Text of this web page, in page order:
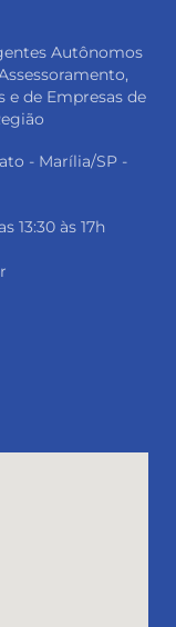
Autônomos
e de Empresas de
- Marília/SP -
13:30 às 17h